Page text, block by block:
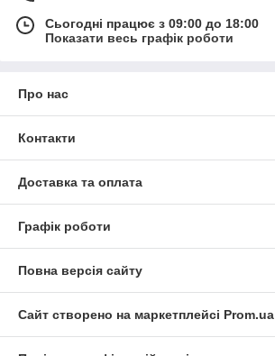
Сьогодні працює з 09:00 до 18:00
Показати весь графік роботи
Про нас
Контакти
Доставка та оплата
Графік роботи
Повна версія сайту
Сайт створено на маркетплейсі Prom.ua